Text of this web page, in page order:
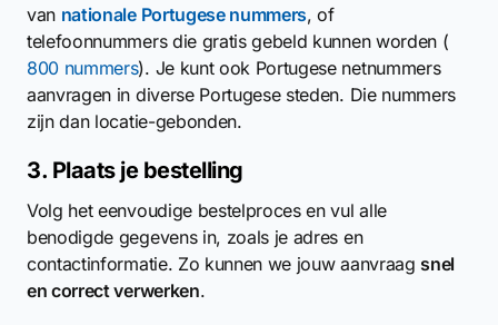
van nationale Portugese nummers, of
telefoonnummers die gratis gebeld kunnen worden (
800 nummers). Je kunt ook Portugese netnummers
aanvragen in diverse Portugese steden. Die nummers
zijn dan locatie-gebonden.
3. Plaats je bestelling
Volg het eenvoudige bestelproces en vul alle
benodigde gegevens in, zoals je adres en
contactinformatie. Zo kunnen we jouw aanvraag snel
en correct verwerken.